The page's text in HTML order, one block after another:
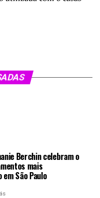
Berchin celebram o
mais
São Paulo